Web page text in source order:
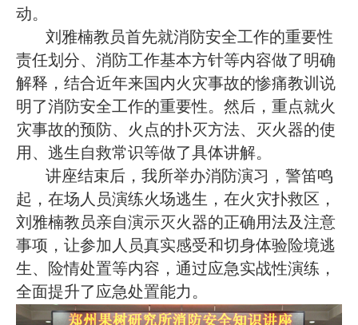
动。
刘雅楠教员首先就消防安全工作的重要性
责任划分、消防工作基本方针等内容做了明确
解释，结合近年来国内火灾事故的惨痛教训说
明了消防安全工作的重要性。然后，重点就火
灾事故的预防、火点的扑灭方法、灭火器的使
用、逃生自救常识等做了具体讲解。
讲座结束后，我所举办消防演习，警笛鸣
起，在场人员演练火场逃生，在火灾扑救区，
刘雅楠教员亲自演示灭火器的正确用法及注意
事项，让参加人员真实感受和切身体验险境逃
生、险情处置等内容，通过应急实战性演练，
全面提升了应急处置能力。